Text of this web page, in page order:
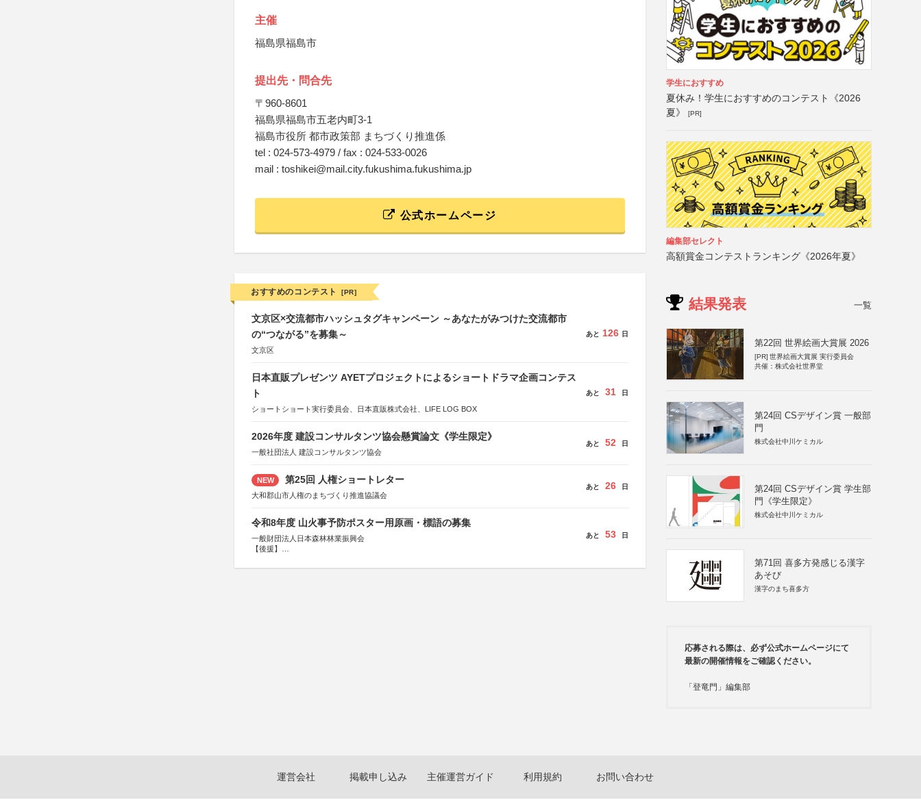
主催
福島県福島市
提出先・問合先
〒960-8601
福島県福島市五老内町3-1
福島市役所 都市政策部 まちづくり推進係
tel : 024-573-4979 / fax : 024-533-0026
mail : toshikei@mail.city.fukushima.fukushima.jp
公式ホームページ
おすすめのコンテスト [PR]
文京区×交流都市ハッシュタグキャンペーン ～あなたがみつけた交流都市
の“つながる”を募集～
文京区
あと 126 日
日本直販プレゼンツ AYETプロジェクトによるショートドラマ企画コンテス
ト
ショートショート実行委員会、日本直販株式会社、LIFE LOG BOX
あと 31 日
2026年度 建設コンサルタンツ協会懸賞論文《学生限定》
一般社団法人 建設コンサルタンツ協会
あと 52 日
NEW 第25回 人権ショートレター
大和郡山市人権のまちづくり推進協議会
あと 26 日
令和8年度 山火事予防ポスター用原画・標語の募集
一般財団法人日本森林林業振興会
【後援】
あと 53 日
学生におすすめ
夏休み！学生におすすめのコンテスト《2026
夏》
[PR]
編集部セレクト
高額賞金コンテストランキング《2026年夏》
結果発表 一覧
第22回 世界絵画大賞展 2026
[PR] 世界絵画大賞展 実行委員会
共催：株式会社世界堂
第24回 CSデザイン賞 一般部
門
株式会社中川ケミカル
第24回 CSデザイン賞 学生部
門《学生限定》
株式会社中川ケミカル
第71回 喜多方発感じる漢字
あそび
漢字のまち喜多方
応募される際は、必ず公式ホームページにて
最新の開催情報をご確認ください。
「登竜門」編集部
運営会社 掲載申し込み 主催運営ガイド 利用規約 お問い合わせ